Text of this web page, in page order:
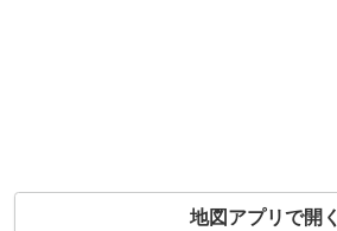
地図アプリで開く